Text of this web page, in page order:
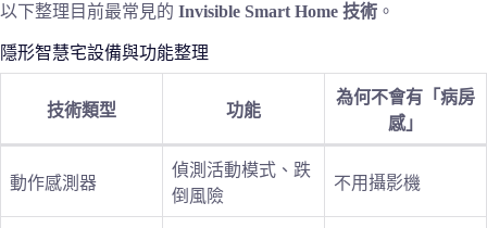
以下整理目前最常見的 Invisible Smart Home 技術 。
隱形智慧宅設備與功能整理
技術類型 功能
為何不會有「病房
感」
動作感測器
偵測活動模式、跌
倒風險
不用攝影機